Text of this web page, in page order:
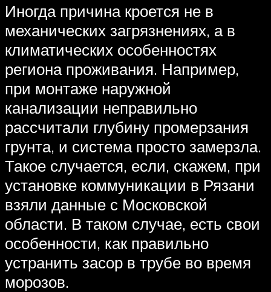
Иногда причина кроется не в
механических загрязнениях, а в
климатических особенностях
региона проживания. Например,
при монтаже наружной
канализации неправильно
рассчитали глубину промерзания
грунта, и система просто замерзла.
Такое случается, если, скажем, при
установке коммуникации в Рязани
взяли данные с Московской
области. В таком случае, есть свои
особенности, как правильно
устранить засор в трубе во время
морозов.